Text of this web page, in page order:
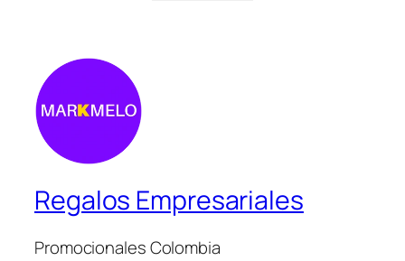
Regalos Empresariales
Promocionales Colombia